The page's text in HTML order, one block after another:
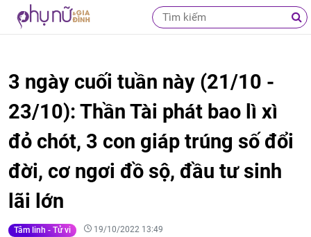
3 ngày cuối tuần này (21/10 -
23/10): Thần Tài phát bao lì xì
đỏ chót, 3 con giáp trúng số đổi
đời, cơ ngơi đồ sộ, đầu tư sinh
lãi lớn
Tâm linh - Tử vi 19/10/2022 13:49